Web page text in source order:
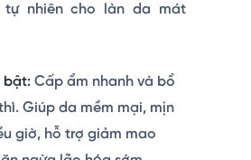
tự nhiên cho làn da mát
bật:Cấp ẩm nhanh và bổ
Giúp da mềm mại, mịn
giờ, hỗ trợ giảm mao